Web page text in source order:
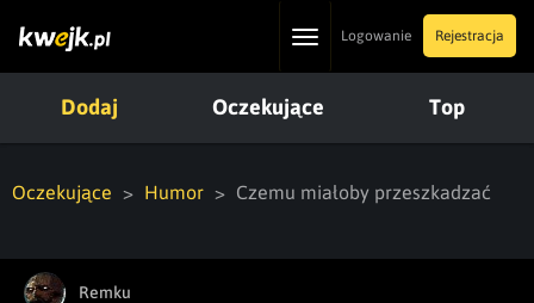
ToggleLogowanie Rejestracja
Dodaj Oczekujące Top
Oczekujące Humor Czemu miałoby przeszkadzać
Remku